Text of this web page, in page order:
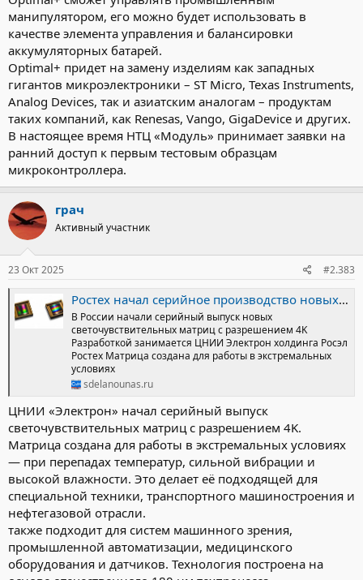
манипулятором, его можно будет использовать в
качестве элемента управления и балансировки
аккумуляторных батарей.
Optimal+ придет на замену изделиям как западных
гигантов микроэлектроники – ST Micro, Texas Instruments,
Analog Devices, так и азиатским аналогам – продуктам
таких компаний, как Renesas, Vango, GigaDevice и других.
В настоящее время НТЦ «Модуль» принимает заявки на
ранний доступ к первым тестовым образцам
микроконтроллера.
грач
Активный участник
23 Окт 2025 #2.383
Ростех начал серийное производство новых российских 4Kматриц для спецтехники и промышленности в блоге Перспективные разработки НИОКРы изобретения / / Сделано у нас
В России начали серийный выпуск новых
светочувствительных матриц с разрешением 4K
Разработкой занимается ЦНИИ Электрон холдинга Росэл
Ростех Матрица создана для работы в экстремальных
условиях
sdelanounas.ru
ЦНИИ «Электрон» начал серийный выпуск
светочувствительных матриц с разрешением 4K.
Матрица создана для работы в экстремальных условиях
— при перепадах температур, сильной вибрации и
высокой влажности. Это делает её подходящей для
специальной техники, транспортного машиностроения и
нефтегазовой отрасли.
также подходит для систем машинного зрения,
промышленной автоматизации, медицинского
оборудования и датчиков. Технология построена на